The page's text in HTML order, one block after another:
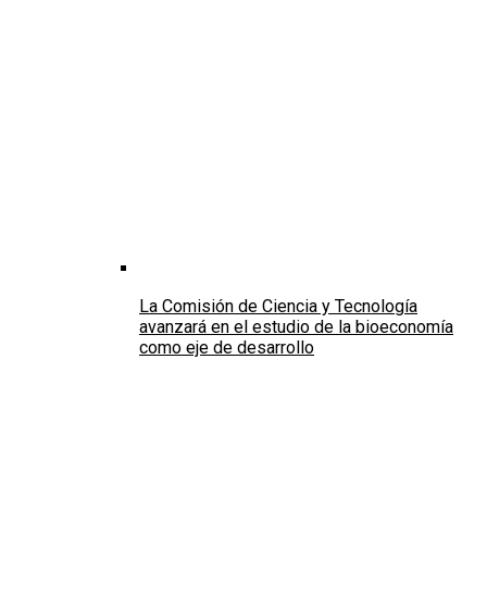
La Comisión de Ciencia y Tecnología
avanzará en el estudio de la bioeconomía
como eje de desarrollo